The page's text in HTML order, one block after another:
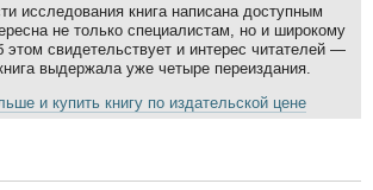
исследования книга написана доступным
не только специалистам, но и широкому
этом свидетельствует и интерес читателей —
выдержала уже четыре переиздания.
и купить книгу по издательской цене